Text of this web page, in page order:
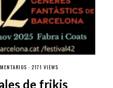
· 2171 VIEWS
de frikis